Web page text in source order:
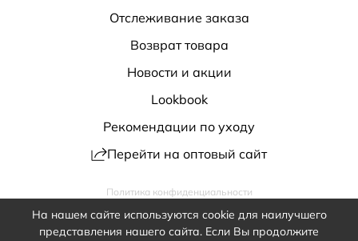
На нашем сайте используются cookie для наилучшего
представления нашего сайта. Если Вы продолжите
Отслеживание заказа
Возврат товара
Новости и акции
Lookbook
Рекомендации по уходу
Перейти на оптовый сайт
shop@antiga.ru
Политика конфиденциальности
Публичная оферта
Обработка персональных данных